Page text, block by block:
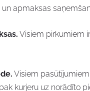
apmaksas
Visiem pirkumiem
Visiem
kurjeru uz norādīto